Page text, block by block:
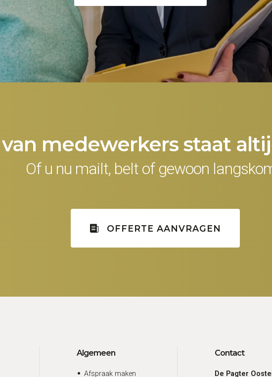
medewerkers staat
Of u nu mailt, belt of gewoon
OFFERTE AANVRAGEN
Algemeen
Afspraak maken
Contact
De Pagter